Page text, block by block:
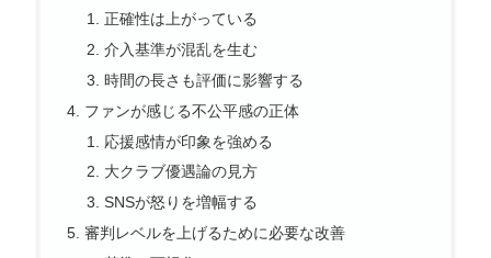
正確性は上がっている
介入基準が混乱を生む
時間の長さも評価に影響する
ファンが感じる不公平感の正体
応援感情が印象を強める
大クラブ優遇論の見方
SNSが怒りを増幅する
審判レベルを上げるために必要な改善